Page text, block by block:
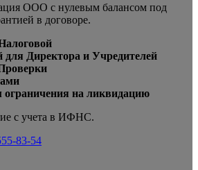
ООО с нулевым балансом под
в договоре.
для Директора и Учредителей
ограничения на ликвидацию
с учета в ИФНС.
83-54